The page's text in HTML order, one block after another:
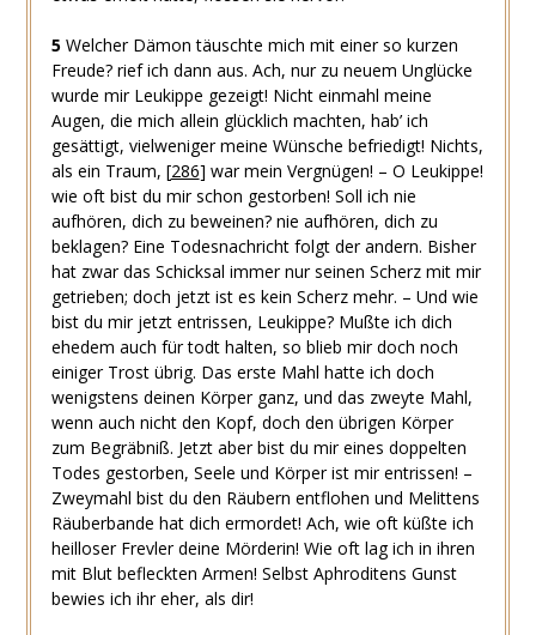
5Welcher Dämon täuschte mich mit einer so kurzen
Freude? rief ich dann aus. Ach, nur zu neuem Unglücke
wurde mir Leukippe gezeigt! Nicht einmahl meine
Augen, die mich allein glücklich machten, hab’ ich
gesättigt, vielweniger meine Wünsche befriedigt! Nichts,
als ein Traum, [286] war mein Vergnügen! – O Leukippe!
wie oft bist du mir schon gestorben! Soll ich nie
aufhören, dich zu beweinen? nie aufhören, dich zu
beklagen? Eine Todesnachricht folgt der andern. Bisher
hat zwar das Schicksal immer nur seinen Scherz mit mir
getrieben; doch jetzt ist es kein Scherz mehr. – Und wie
bist du mir jetzt entrissen, Leukippe? Mußte ich dich
ehedem auch für todt halten, so blieb mir doch noch
einiger Trost übrig. Das erste Mahl hatte ich doch
wenigstens deinen Körper ganz, und das zweyte Mahl,
wenn auch nicht den Kopf, doch den übrigen Körper
zum Begräbniß. Jetzt aber bist du mir eines doppelten
Todes gestorben, Seele und Körper ist mir entrissen! –
Zweymahl bist du den Räubern entflohen und Melittens
Räuberbande hat dich ermordet! Ach, wie oft küßte ich
heilloser Frevler deine Mörderin! Wie oft lag ich in ihren
mit Blut befleckten Armen! Selbst Aphroditens Gunst
bewies ich ihr eher, als dir!